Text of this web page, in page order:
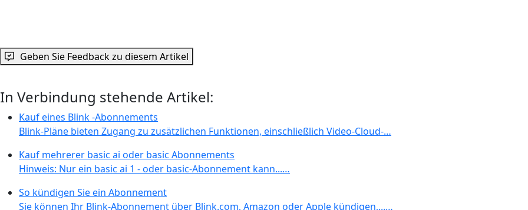
Geben Sie Feedback zu diesem Artikel
In Verbindung stehende Artikel:
Kauf eines Blink -Abonnements
Blink-Pläne bieten Zugang zu zusätzlichen Funktionen, einschließlich Video-Cloud-…
Kauf mehrerer basic ai oder basic Abonnements
Hinweis: Nur ein basic ai 1 - oder basic-Abonnement kann...…
So kündigen Sie ein Abonnement
Sie können Ihr Blink-Abonnement über Blink.com, Amazon oder Apple kündigen,...…